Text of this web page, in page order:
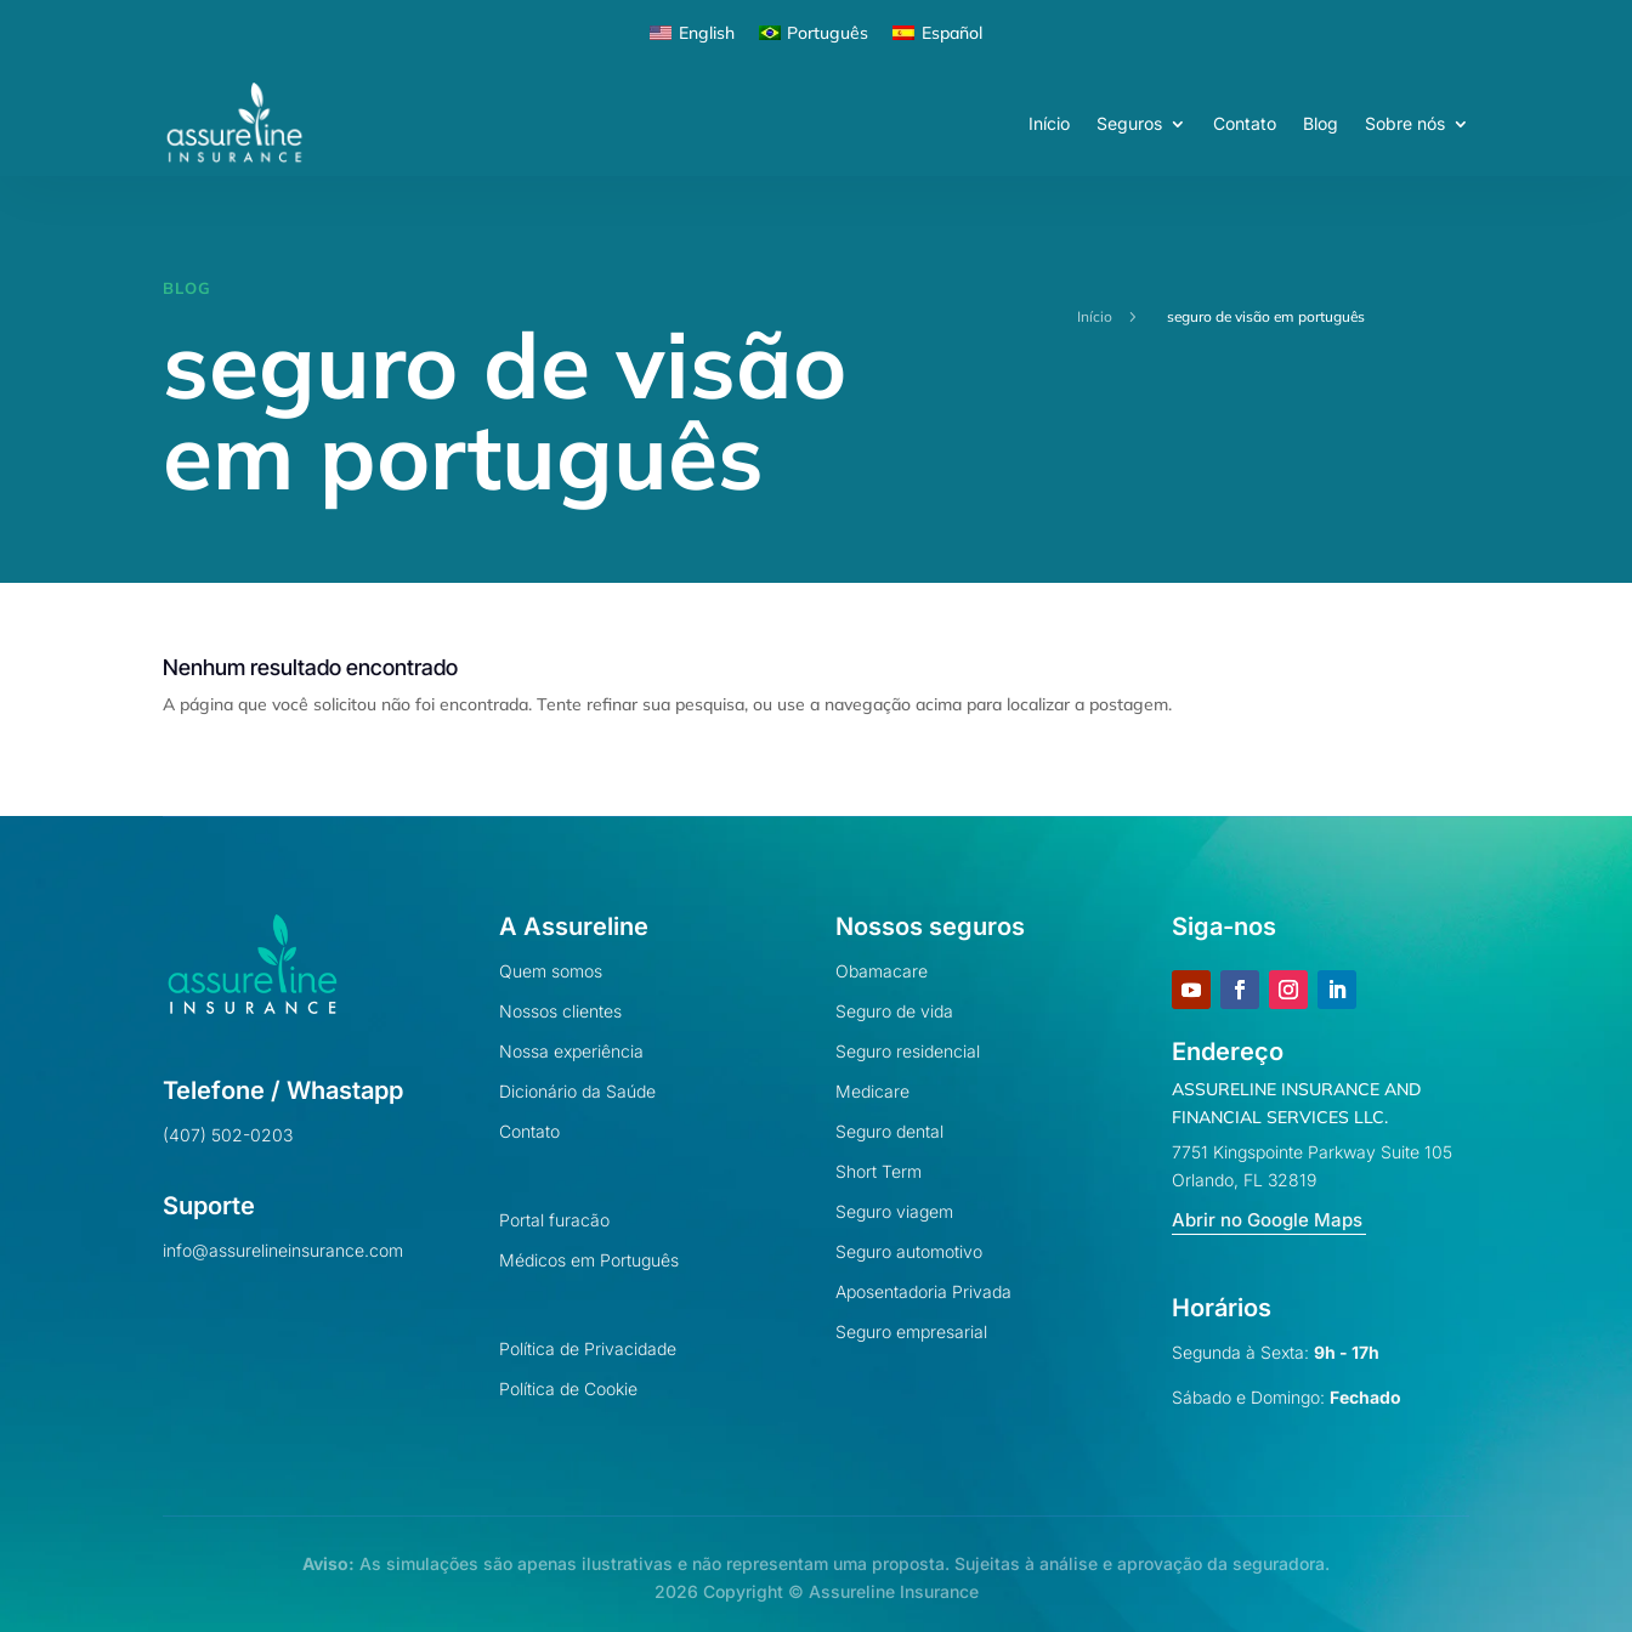
English Português Español
Início Seguros Contato Blog Sobre nós
BLOG
seguro de visão
em português
Início 5 seguro de visão em português
Nenhum resultado encontrado
A página que você solicitou não foi encontrada. Tente refinar sua pesquisa, ou use a navegação acima para localizar a postagem.
Telefone / Whastapp
(407) 502-0203
Suporte
info@assurelineinsurance.com
A Assureline
Quem somos
Nossos clientes
Nossa experiência
Dicionário da Saúde
Contato
Portal furacão
Médicos em Português
Política de Privacidade
Política de Cookie
Nossos seguros
Obamacare
Seguro de vida
Seguro residencial
Medicare
Seguro dental
Short Term
Seguro viagem
Seguro automotivo
Aposentadoria Privada
Seguro empresarial
Siga-nos
Endereço
ASSURELINE INSURANCE AND
FINANCIAL SERVICES LLC.
7751 Kingspointe Parkway Suite 105
Orlando, FL 32819
Abrir no Google Maps
Horários
Segunda à Sexta: 9h - 17h
Sábado e Domingo: Fechado
Aviso: As simulações são apenas ilustrativas e não representam uma proposta. Sujeitas à análise e aprovação da seguradora.
2026 Copyright © Assureline Insurance